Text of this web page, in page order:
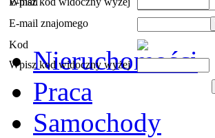
E-mail znajomego
Kod
Wpisz kod widoczny wyżej
Nieruchomości
Praca
Samochody